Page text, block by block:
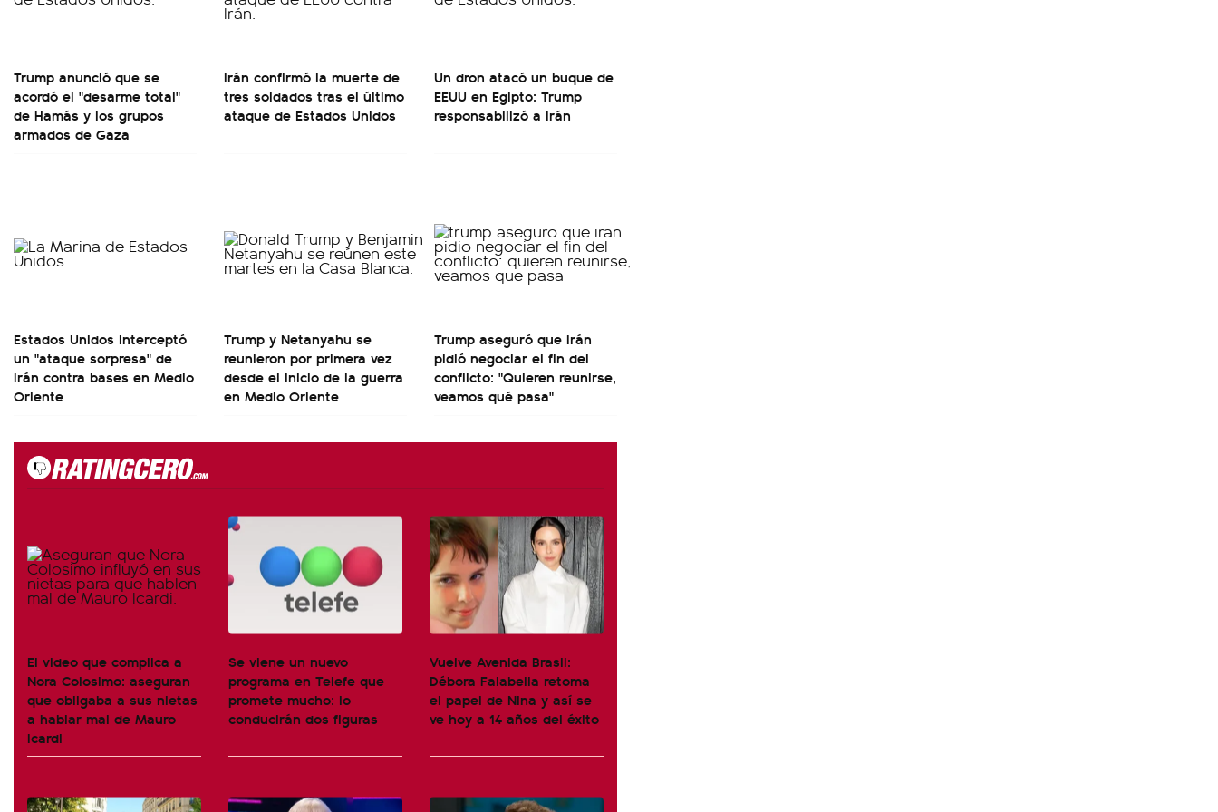
Trump anunció que se
acordó el "desarme total"
de Hamás y los grupos
armados de Gaza
Irán confirmó la muerte de
tres soldados tras el último
ataque de Estados Unidos
Un dron atacó un buque de
EEUU en Egipto: Trump
responsabilizó a Irán
Estados Unidos interceptó
un "ataque sorpresa" de
Irán contra bases en Medio
Oriente
Trump y Netanyahu se
reunieron por primera vez
desde el inicio de la guerra
en Medio Oriente
Trump aseguró que Irán
pidió negociar el fin del
conflicto: "Quieren reunirse,
veamos qué pasa"
El video que complica a
Nora Colosimo: aseguran
que obligaba a sus nietas
a hablar mal de Mauro
Icardi
Se viene un nuevo
programa en Telefe que
promete mucho: lo
conducirán dos figuras
Vuelve Avenida Brasil:
Débora Falabella retoma
el papel de Nina y así se
ve hoy a 14 años del éxito